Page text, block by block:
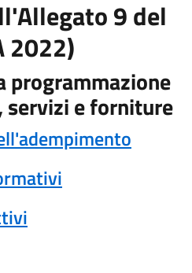
9 del
2022)
servizi e forniture